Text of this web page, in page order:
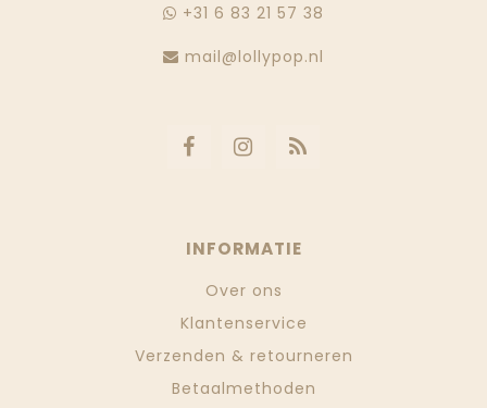
+31 6 83 21 57 38
mail@lollypop.nl
INFORMATIE
Over ons
Klantenservice
Verzenden & retourneren
Betaalmethoden